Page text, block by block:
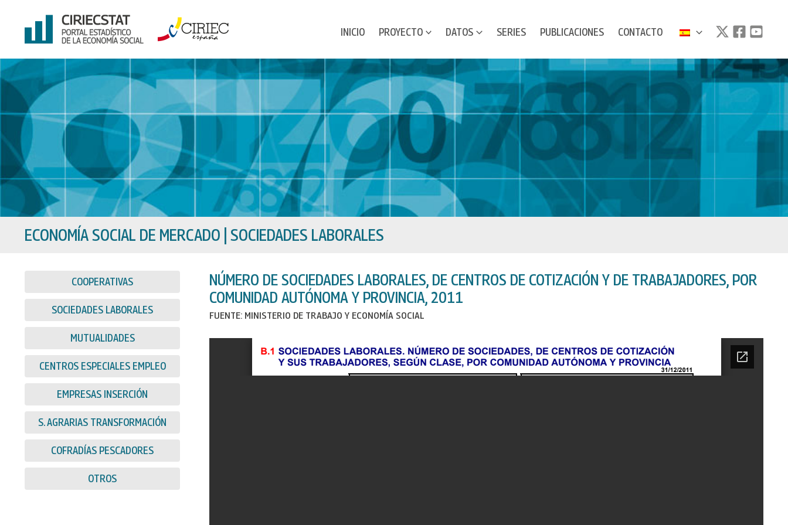
INICIO PROYECTO DATOS SERIES PUBLICACIONES CONTACTO
ECONOMÍA SOCIAL DE MERCADO SOCIEDADES LABORALES
COOPERATIVAS
SOCIEDADES LABORALES
MUTUALIDADES
CENTROS ESPECIALES EMPLEO
EMPRESAS INSERCIÓN
S. AGRARIAS TRANSFORMACIÓN
COFRADÍAS PESCADORES
OTROS
NÚMERO DE SOCIEDADES LABORALES, DE CENTROS DE COTIZACIÓN Y DE TRABAJADORES, POR
COMUNIDAD AUTÓNOMA Y PROVINCIA, 2011
FUENTE: MINISTERIO DE TRABAJO Y ECONOMÍA SOCIAL